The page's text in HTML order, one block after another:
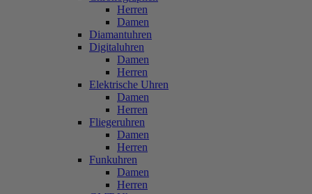
Herren
Damen
Diamantuhren
Digitaluhren
Damen
Herren
Elektrische Uhren
Damen
Herren
Fliegeruhren
Damen
Herren
Funkuhren
Damen
Herren